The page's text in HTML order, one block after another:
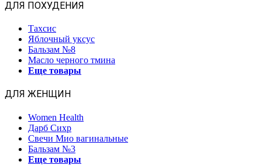
ДЛЯ ПОХУДЕНИЯ
Тахсис
Яблочный уксус
Бальзам №8
Масло черного тмина
Еще товары
ДЛЯ ЖЕНЩИН
Women Health
Дарб Сихр
Свечи Мио вагинальные
Бальзам №3
Еще товары